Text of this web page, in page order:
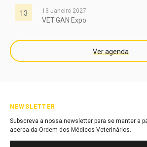
13 13 Janeiro 2027
VET.GAN Expo
Ver agenda
NEWSLETTER
Subscreva a nossa newsletter para se manter a
acerca da Ordem dos Médicos Veterinários.